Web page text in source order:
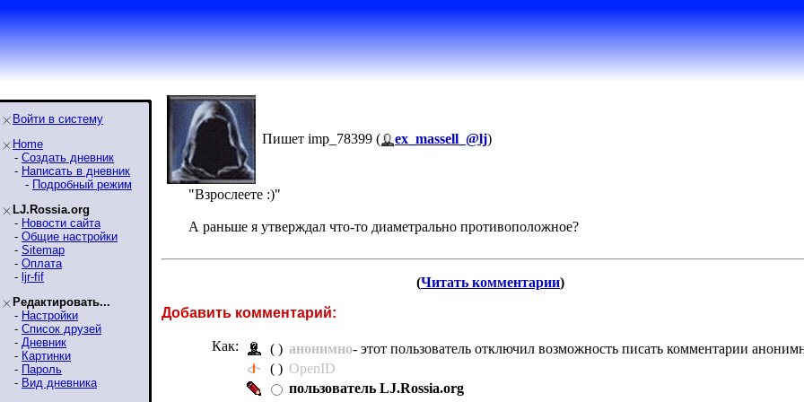
Войти в систему
Home
- Создать дневник
- Написать в дневник
- Подробный режим
LJ.Rossia.org
- Новости сайта
- Общие настройки
- Sitemap
- Оплата
- ljr-fif
Редактировать...
- Настройки
- Список друзей
- Дневник
- Картинки
- Пароль
- Вид дневника
Пишет imp_78399 ( ex_massell_@lj)
"Взрослеете :)"
А раньше я утверждал что-то диаметрально противоположное?
(Читать комментарии)
Добавить комментарий:
Как: ( ) анонимно- этот пользователь отключил возможность писать комментарии
( ) OpenID
пользователь LJ.Rossia.org